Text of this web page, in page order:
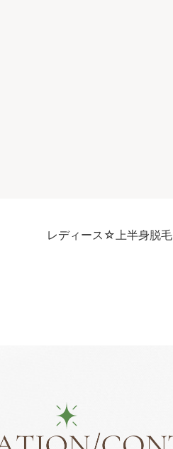
レディース☆上半身脱毛